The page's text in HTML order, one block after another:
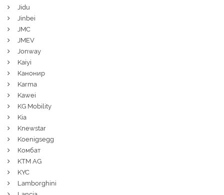
Jidu
Jinbei
JMC
JMEV
Jonway
Kaiyi
Канонир
Karma
Kawei
KG Mobility
Kia
Knewstar
Koenigsegg
Комбат
KTM AG
KYC
Lamborghini